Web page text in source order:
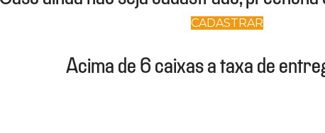
CADASTRAR
Acima de 6 caixas a taxa de